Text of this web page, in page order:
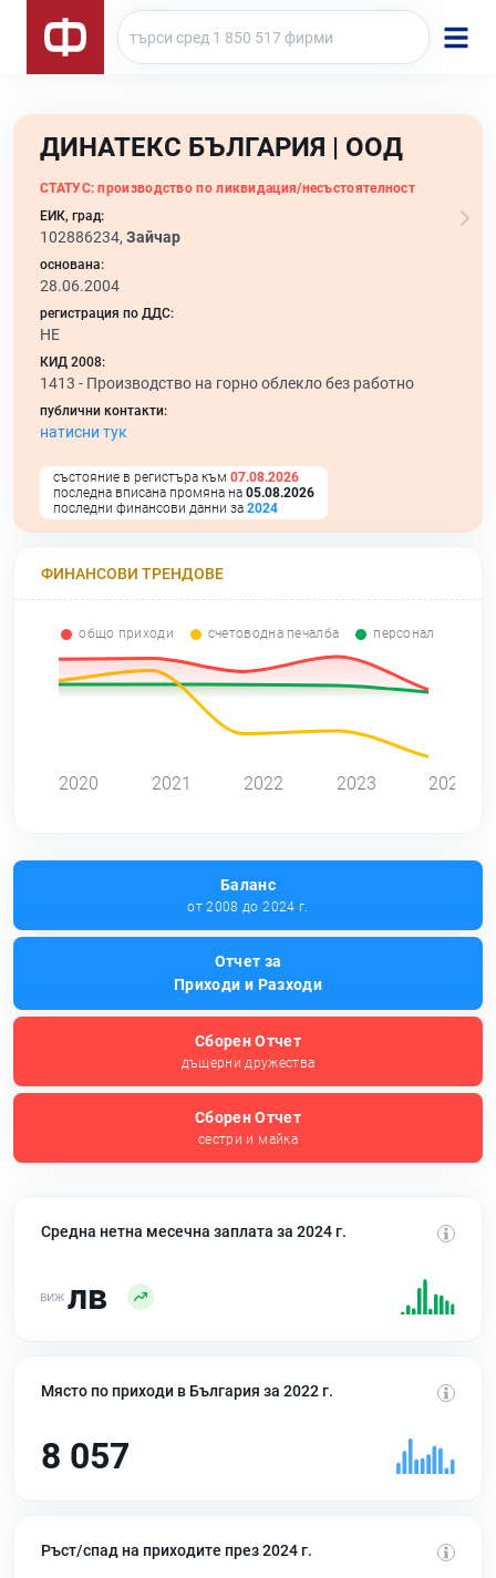
ДИНАТЕКС БЪЛГАРИЯ | ООД
СТАТУС: производство по ликвидация/несъстоятелност
ЕИК, град:
102886234, Зайчар
основана:
28.06.2004
регистрация по ДДС:
НЕ
КИД 2008:
1413 - Производство на горно облекло без работно
публични контакти:
натисни тук
състояние в регистъра към 07.08.2026
последна вписана промяна на 05.08.2026
последни финансови данни за 2024
ФИНАНСОВИ ТРЕНДОВЕ
общо приходи счетоводна печалба персонал
2020 2021 2022 2023 2024
Баланс
от 2008 до 2024 г.
Отчет за
Приходи и Разходи
Сборен Отчет
дъщерни дружества
Сборен Отчет
сестри и майка
Средна нетна месечна заплата за 2024 г.
лв
Място по приходи в България за 2022 г.
8 057
Ръст/спад на приходите през 2024 г.